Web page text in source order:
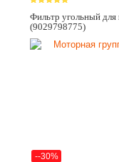
Фильтр угольный
(9029798775)
--30%